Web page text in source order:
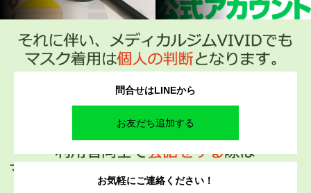
問合せはLINEから
お友だち追加する
お気軽にご連絡ください！